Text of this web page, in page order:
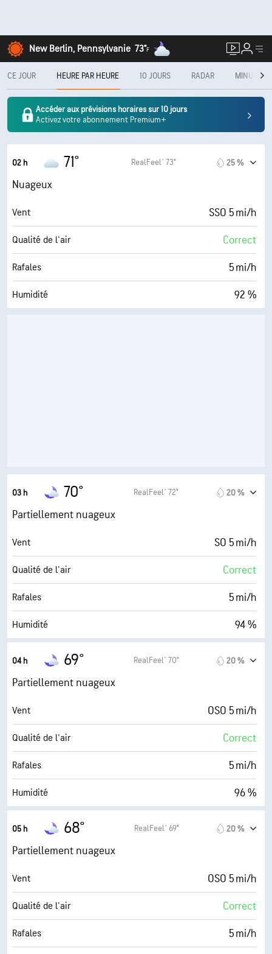
New Berlin, Pennsylvanie 73°F
CE JOUR HEURE PAR HEURE 10 JOURS RADAR
Accéder aux prévisions horaires sur 10 jours
Activez votre abonnement Premium+
02 h 71° RealFeel® 73° 25 %
Nuageux
Vent SSO 5 mi/h
Qualité de l'air Correct
Rafales 5 mi/h
Humidité 92 %
03 h 70° RealFeel® 72° 20 %
Partiellement nuageux
Vent SO 5 mi/h
Qualité de l'air Correct
Rafales 5 mi/h
Humidité 94 %
Point de rosée
AccuLumen Brightness Index™
Couverture nuageuse 45 %
Visibilité 10 mi
Plafond nuageux 30000 pi
04 h 69° RealFeel® 70° 20 %
Partiellement nuageux
Vent OSO 5 mi/h
Qualité de l'air Correct
Rafales 5 mi/h
Humidité 96 %
Point de rosée
AccuLumen Brightness Index™
Couverture nuageuse 45 %
Visibilité 10 mi
Plafond nuageux 30000 pi
05 h 68° RealFeel® 69° 20 %
Partiellement nuageux
Vent OSO 5 mi/h
Qualité de l'air Correct
Rafales 5 mi/h